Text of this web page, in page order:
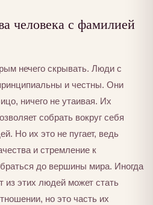
человека с фамилией
нечего скрывать. Люди с
и честны. Они
ничего не утаивая. Их
собрать вокруг себя
Но их это не пугает, ведь
и стремление к
до вершины мира. Иногда
из этих людей может стать
но это часть их